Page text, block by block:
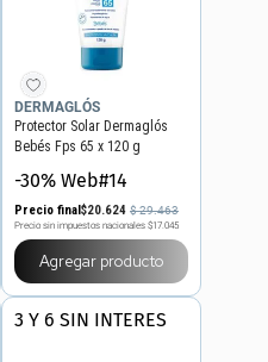
DERMAGLÓS
Protector Solar Dermaglós
Bebés Fps 65 x 120 g
-30% Web#14
Precio final$20.624 $29.463
Precio sin impuestos nacionales $17.045
Agregar producto
3 Y 6 SIN INTERES